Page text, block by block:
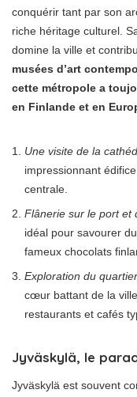
conquérir tant par son
riche héritage culturel.
domine la ville et
musées d’art
cette métropole a
en Finlande et en
Une visite de la
impressionnant
centrale.
Flânerie sur le port et
idéal pour savourer
fameux chocolats
Exploration du quartier
cœur battant de la
restaurants et cafés
Jyväskylä, le
Jyväskylä est souvent